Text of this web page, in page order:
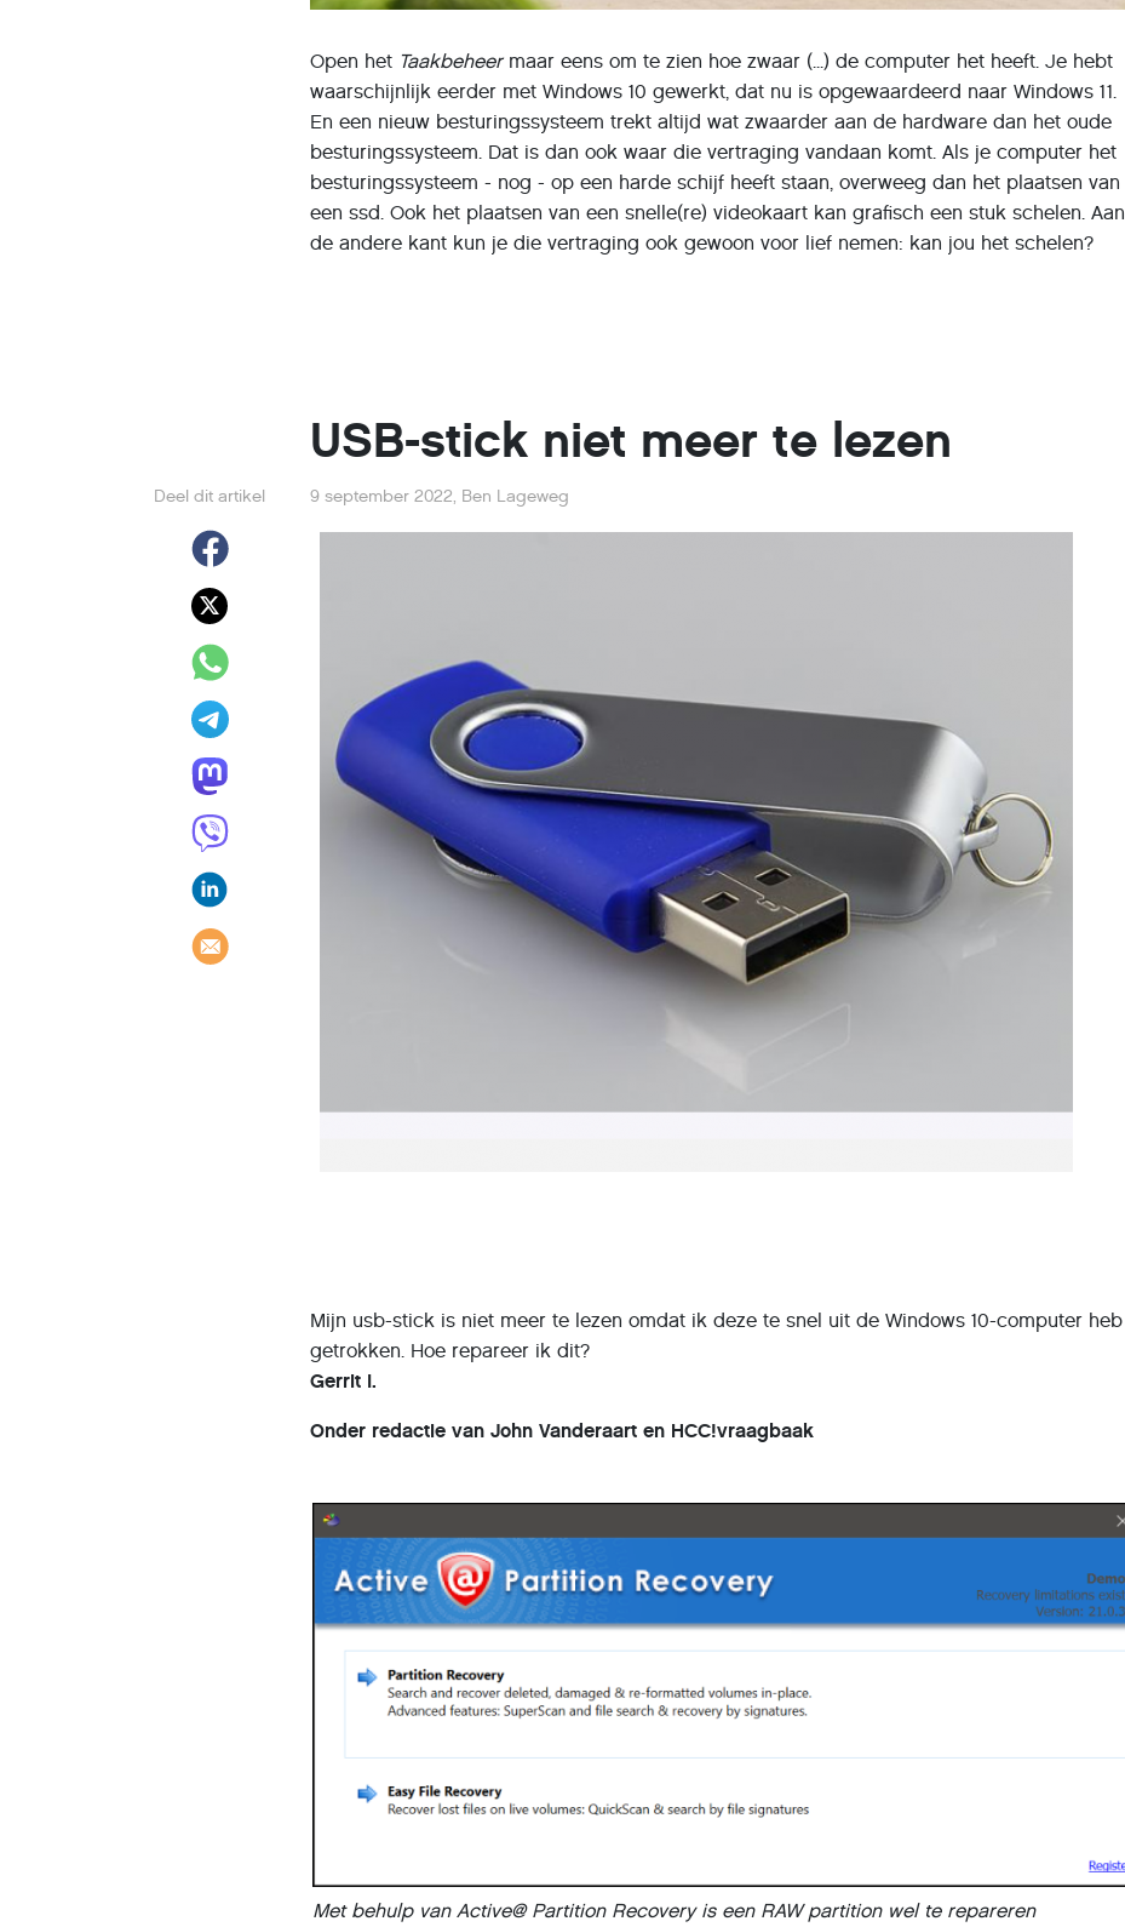
Open het Taakbeheermaar eens om te zien hoe zwaar (...) de computer het heeft. Je hebt
waarschijnlijk eerder met Windows 10 gewerkt, dat nu is opgewaardeerd naar Windows 11.
En een nieuw besturingssysteem trekt altijd wat zwaarder aan de hardware dan het oude
besturingssysteem. Dat is dan ook waar die vertraging vandaan komt. Als je computer het
besturingssysteem - nog - op een harde schijf heeft staan, overweeg dan het plaatsen van
een ssd. Ook het plaatsen van een snelle(re) videokaart kan grafisch een stuk schelen. Aan
de andere kant kun je die vertraging ook gewoon voor lief nemen: kan jou het schelen?
USB-stick niet meer te lezen
Deel dit artikel 9 september 2022, Ben Lageweg
Mijn usb-stick is niet meer te lezen omdat ik deze te snel uit de Windows 10-computer heb
getrokken. Hoe repareer ik dit?
Gerrit I.
Onder redactie van John Vanderaart en HCC!vraagbaak
Met behulp van Active@ Partition Recovery is een RAW partition wel te repareren